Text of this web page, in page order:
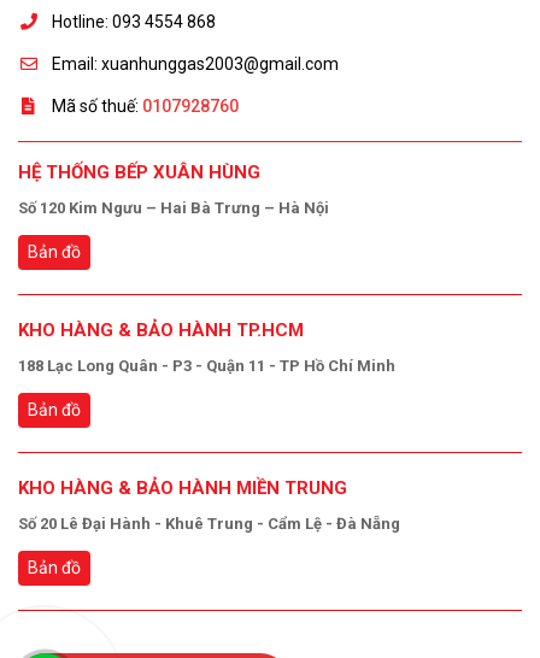
Hotline: 093 4554 868
Email: xuanhunggas2003@gmail.com
Mã số thuế: 0107928760
HỆ THỐNG BẾP XUÂN HÙNG
Số 120 Kim Ngưu – Hai Bà Trưng – Hà Nội
Bản đồ
KHO HÀNG & BẢO HÀNH TP.HCM
188 Lạc Long Quân - P3 - Quận 11 - TP Hồ Chí Minh
Bản đồ
KHO HÀNG & BẢO HÀNH MIỀN TRUNG
Số 20 Lê Đại Hành - Khuê Trung - Cẩm Lệ - Đà Nẵng
Bản đồ